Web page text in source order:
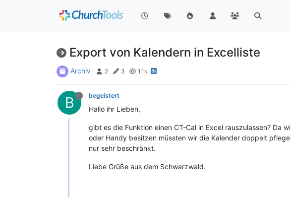
Export von Kalendern in Excelliste
Archiv 2 3 1.1k
B begeistert
Hallo ihr Lieben,
gibt es die Funktion einen CT-Cal in Excel rauszulassen? Da
oder Handy besitzen müssten wir die Kalender doppelt
nur sehr beschränkt.
Liebe Grüße aus dem Schwarzwald.